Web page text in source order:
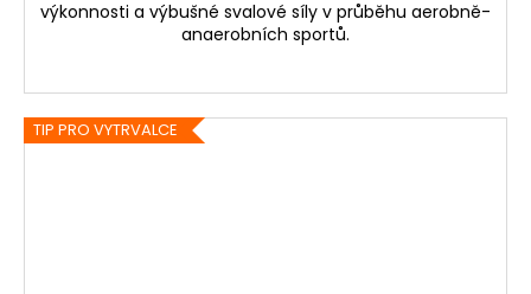
výkonnosti a výbušné svalové síly v průběhu aerobně-
anaerobních sportů.
TIP PRO VYTRVALCE